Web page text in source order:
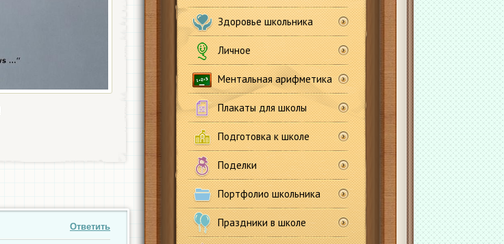
Здоровье школьника
Личное
Ментальная арифметика
Плакаты для школы
Подготовка к школе
Поделки
Портфолио школьника
Праздники в школе
Ответить